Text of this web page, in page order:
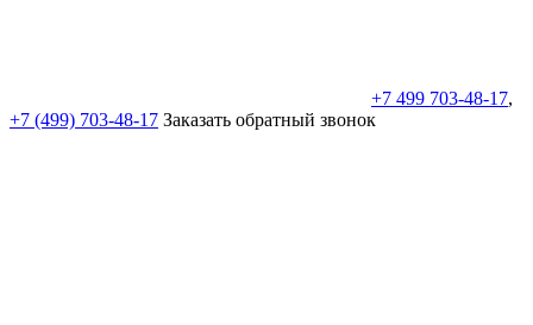
+7 499 703-48-17,
+7 (499) 703-48-17 Заказать обратный звонок